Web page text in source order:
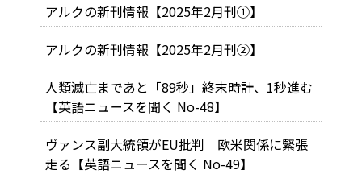
アルクの新刊情報【2025年2月刊①】
アルクの新刊情報【2025年2月刊②】
人類滅亡まであと「89秒」――終末時計、1秒進む
【英語ニュースを聞く No-48】
ヴァンス副大統領がEU批判 欧米関係に緊張
走る【英語ニュースを聞く No-49】